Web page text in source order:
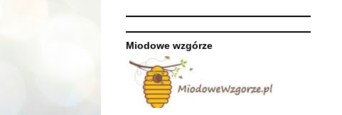
Miodowe wzgórze